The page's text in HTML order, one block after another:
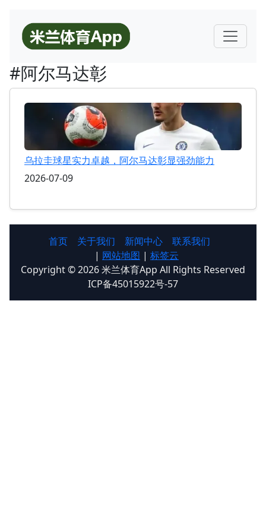
#阿尔马达彰
乌拉圭球星实力卓越，阿尔马达彰显强劲能力
2026-07-09
首页 关于我们 新闻中心
联系我们
| 网站地图 | 标签云
Copyright © 2026 米兰体育App All Rights Reserved
ICP备45015922号-57